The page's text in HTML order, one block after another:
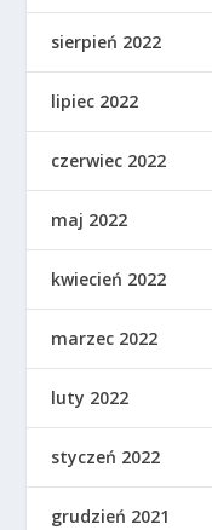
sierpień 2022
lipiec 2022
czerwiec 2022
maj 2022
kwiecień 2022
marzec 2022
luty 2022
styczeń 2022
grudzień 2021